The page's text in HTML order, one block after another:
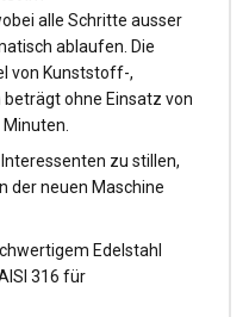
alle Schritte ausser
ablaufen. Die
von Kunststoff-,
ohne Einsatz von
zu stillen,
der neuen Maschine
Edelstahl
316 für